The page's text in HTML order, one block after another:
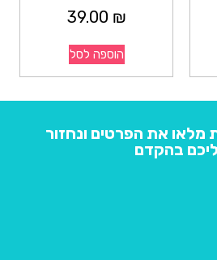
39.00 ₪
הוספה לסל
מלאו את הפרטים ונחזור
בהקדם